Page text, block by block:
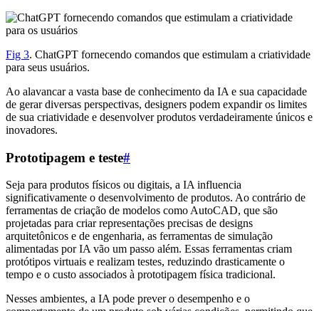
Fig 3. ChatGPT fornecendo comandos que estimulam a criatividade
para seus usuários.
Ao alavancar a vasta base de conhecimento da IA e sua capacidade
de gerar diversas perspectivas, designers podem expandir os limites
de sua criatividade e desenvolver produtos verdadeiramente únicos e
inovadores.
Prototipagem e teste#
Seja para produtos físicos ou digitais, a IA influencia
significativamente o desenvolvimento de produtos. Ao contrário de
ferramentas de criação de modelos como AutoCAD, que são
projetadas para criar representações precisas de designs
arquitetônicos e de engenharia, as ferramentas de simulação
alimentadas por IA vão um passo além. Essas ferramentas criam
protótipos virtuais e realizam testes, reduzindo drasticamente o
tempo e o custo associados à prototipagem física tradicional.
Nesses ambientes, a IA pode prever o desempenho e o